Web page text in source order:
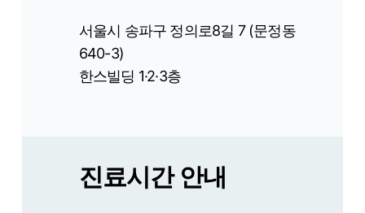
서울시 송파구 정의로8길 7 (문정동
640-3)
한스빌딩 1·2·3층
진료시간 안내